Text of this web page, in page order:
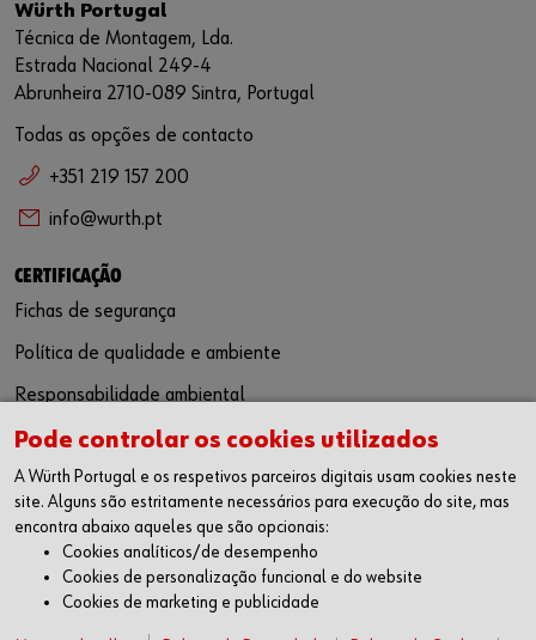
Würth Portugal
Técnica de Montagem, Lda.
Estrada Nacional 249-4
Abrunheira 2710-089 Sintra, Portugal
Todas as opções de contacto
+351 219 157 200
info@wurth.pt
CERTIFICAÇÃO
Fichas de segurança
Política de qualidade e ambiente
Responsabilidade ambiental
SIGA-NOS
Facebook
Instagram
LinkedIn
Youtube
WÜRTH APP
Pode controlar os cookies utilizados
A Würth Portugal e os respetivos parceiros digitais usam cookies neste
site. Alguns são estritamente necessários para execução do site, mas
encontra abaixo aqueles que são opcionais:
Cookies analíticos/de desempenho
Cookies de personalização funcional e do website
Cookies de marketing e publicidade